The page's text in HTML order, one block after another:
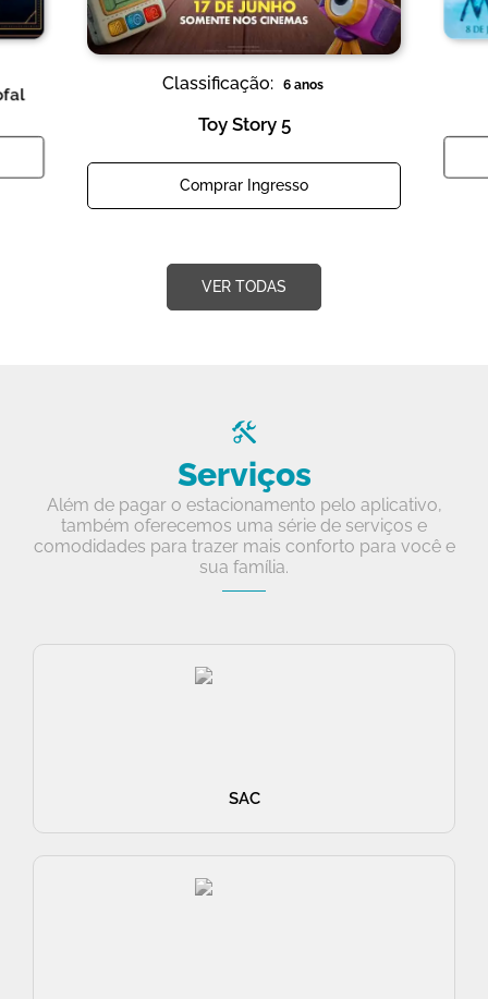
Classificação: 6 anos
Toy Story 5
Comprar Ingresso
VER TODAS
Serviços
Além de pagar o estacionamento pelo aplicativo,
também oferecemos uma série de serviços e
comodidades para trazer mais conforto para você e
sua família.
SAC